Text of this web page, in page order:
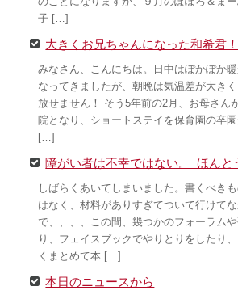
子 […]
大きくお兄ちゃんになった和希君！
みなさん、こんにちは。日中はぽかぽか
なってきましたが、朝晩は気温差が大き
放せません！ そう5年前の2月、お母さん
院となり、ショートステイを保育園の卒
[…]
障がい者は不幸ではない。 ほんと
しばらくあいてしまいました。書くべき
はなく、材料がありすぎてついて行けて
で、、、、この間、幾つかのフォーラム
り、フェイスブックでやりとりをしたり
くまとめて本 […]
本日のニュースから